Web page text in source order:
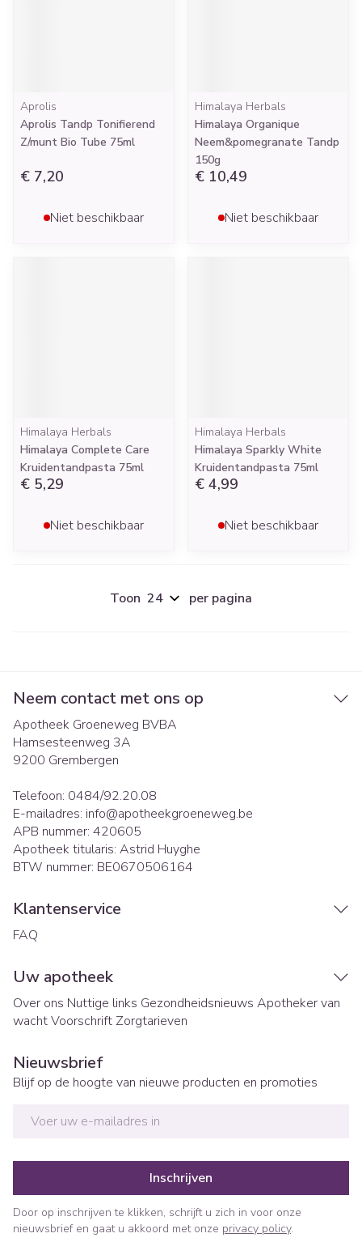
Aprolis
Aprolis Tandp Tonifierend
Z/munt Bio Tube 75ml
€ 7,20
Niet beschikbaar
Himalaya Herbals
Himalaya Organique
Neem&pomegranate Tandp
150g
€ 10,49
Niet beschikbaar
Himalaya Herbals
Himalaya Complete Care
Kruidentandpasta 75ml
€ 5,29
Niet beschikbaar
Himalaya Herbals
Himalaya Sparkly White
Kruidentandpasta 75ml
€ 4,99
Niet beschikbaar
Toon per pagina
Neem contact met ons op
Apotheek Groeneweg BVBA
Hamsesteenweg 3A
9200 Grembergen
Telefoon: 0484/92.20.08
E-mailadres: info@apotheekgroeneweg.be
APB nummer: 420605
Apotheek titularis: Astrid Huyghe
BTW nummer: BE0670506164
Klantenservice
FAQ
Uw apotheek
Over ons Nuttige links Gezondheidsnieuws Apotheker van
wachtVoorschrift Zorgtarieven
Nieuwsbrief
Blijf op de hoogte van nieuwe producten en promoties
Inschrijven
Door op inschrijven te klikken, schrijft u zich in voor onze
nieuwsbrief en gaat u akkoord met onze privacy policy.